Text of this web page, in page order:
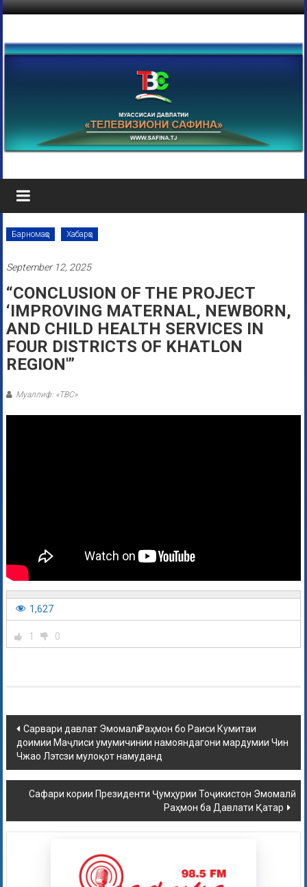
Барномаҳо Хабарҳо
September 12, 2025
“CONCLUSION OF THE PROJECT
‘IMPROVING MATERNAL, NEWBORN,
AND CHILD HEALTH SERVICES IN
FOUR DISTRICTS OF KHATLON
REGION'”
Муаллиф: «ТВС»
1,627
1 0
Сарвари давлат Эмомалӣ Раҳмон бо Раиси Кумитаи
доимии Маҷлиси умумичинии намояндагони мардумии Чин
Чжао Лэтсзи мулоқот намуданд
Сафари кории Президенти Ҷумҳурии Тоҷикистон Эмомалӣ
Раҳмон ба Давлати Қатар